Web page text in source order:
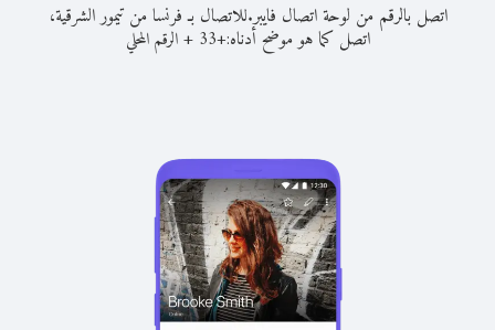
اتصل بالرقم من لوحة اتصال فايبر.للاتصال بـ فرنسا من تيمور الشرقية،
اتصل كما هو موضح أدناه:+
33
+الرقم المحلي